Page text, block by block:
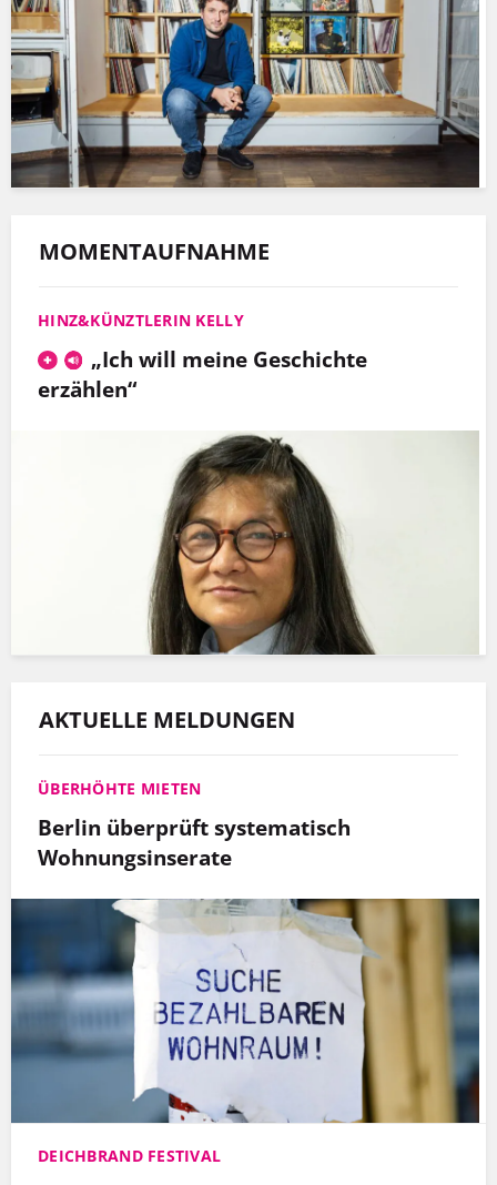
MOMENTAUFNAHME
HINZ&KÜNZTLERIN KELLY
„Ich will meine Geschichte
erzählen“
AKTUELLE MELDUNGEN
ÜBERHÖHTE MIETEN
Berlin überprüft systematisch
Wohnungsinserate
DEICHBRAND FESTIVAL